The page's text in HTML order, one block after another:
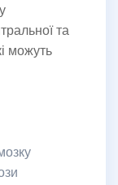
та
можуть